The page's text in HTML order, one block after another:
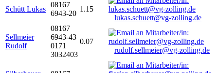
Schütt Lukas
08167
6943-20
1.15
lukas.schuett@vg-zolling.de
Sellmeier
Rudolf
08167
6943-43
0171
3032403
0.07
rudolf.sellmeier@vg-zolling.de